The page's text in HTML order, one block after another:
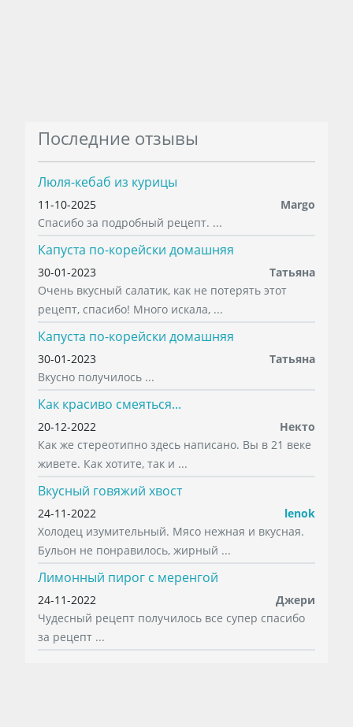
Последние отзывы
Люля-кебаб из курицы
11-10-2025
Margo
Спасибо за подробный рецепт. ...
Капуста по-корейски домашняя
30-01-2023
Татьяна
Очень вкусный салатик, как не потерять этот
рецепт, спасибо! Много искала, ...
Капуста по-корейски домашняя
30-01-2023
Татьяна
Вкусно получилось ...
Как красиво смеяться...
20-12-2022
Некто
Как же стереотипно здесь написано. Вы в 21 веке
живете. Как хотите, так и ...
Вкусный говяжий хвост
24-11-2022
lenok
Холодец изумительный. Мясо нежная и вкусная.
Бульон не понравилось, жирный ...
Лимонный пирог с меренгой
24-11-2022
Джери
Чудесный рецепт получилось все супер спасибо
за рецепт ...